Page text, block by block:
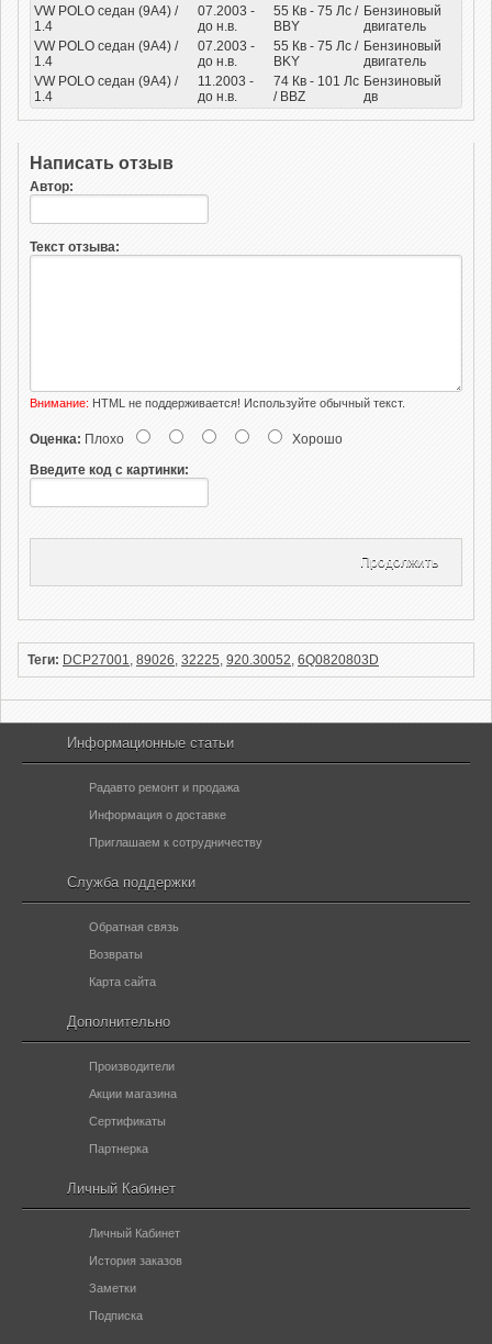
VW POLO седан (9A4) /
1.4
07.2003 -
до н.в.
55 Кв - 75 Лс /
BBY
Бензиновый
двигатель
VW POLO седан (9A4) /
1.4
07.2003 -
до н.в.
55 Кв - 75 Лс /
BKY
Бензиновый
двигатель
VW POLO седан (9A4) /
1.4
11.2003 -
до н.в.
74 Кв - 101 Лс
/ BBZ
Бензиновый
дв
Написать отзыв
Автор:
Текст отзыва:
Внимание: HTML не поддерживается! Используйте обычный текст.
Оценка: Плохо
Хорошо
Введите код с картинки:
Продолжить
Теги: DCP27001, 89026, 32225, 920.30052, 6Q0820803D
Информационные статьи
Радавто ремонт и продажа
Информация о доставке
Приглашаем к сотрудничеству
Служба поддержки
Обратная связь
Возвраты
Карта сайта
Дополнительно
Производители
Акции магазина
Сертификаты
Партнерка
Личный Кабинет
Личный Кабинет
История заказов
Заметки
Подписка